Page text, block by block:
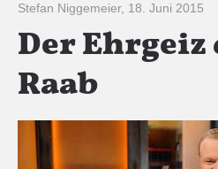
Stefan Niggemeier, 18. Juni 2015
Der Ehrgeiz
Raab